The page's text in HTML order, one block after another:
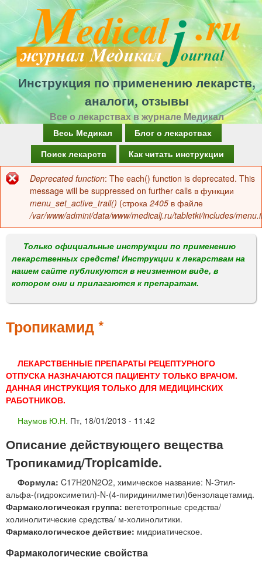
Перейти
к
основному
содержанию
Инструкция по применению лекарств,
аналоги, отзывы
Все о лекарствах в журнале Медикал
а
в
о
м
е
н
Весь Медикал
Блог о лекарствах
Поиск лекарств
Как читать инструкции
Сообщение
об
ошибке
Deprecated function: The each() function is deprecated. This
message will be suppressed on further calls в функции
menu_set_active_trail() (строка 2405 в файле
/var/www/admini/data/www/medicalj.ru/tabletki/includes/
Только официальные инструкции по применению
лекарственных средств! Инструкции к лекарствам на
нашем сайте публикуются в неизменном виде, в
котором они и прилагаются к препаратам.
Тропикамид *
ЛЕКАРСТВЕННЫЕ ПРЕПАРАТЫ РЕЦЕПТУРНОГО
ОТПУСКА НАЗНАЧАЮТСЯ ПАЦИЕНТУ ТОЛЬКО ВРАЧОМ.
ДАННАЯ ИНСТРУКЦИЯ ТОЛЬКО ДЛЯ МЕДИЦИНСКИХ
РАБОТНИКОВ.
Наумов Ю.Н. Пт, 18/01/2013 - 11:42
Описание действующего вещества
Тропикамид/Tropicamide.
Формула: C17H20N2O2, химическое название: N-Этил-
альфа-(гидроксиметил)-N-(4-пиридинилметил)бензолацетамид.
Фармакологическая группа: вегетотропные средства/
холинолитические средства/ м-холинолитики.
Фармакологическое действие: мидриатическое.
Фармакологические свойства